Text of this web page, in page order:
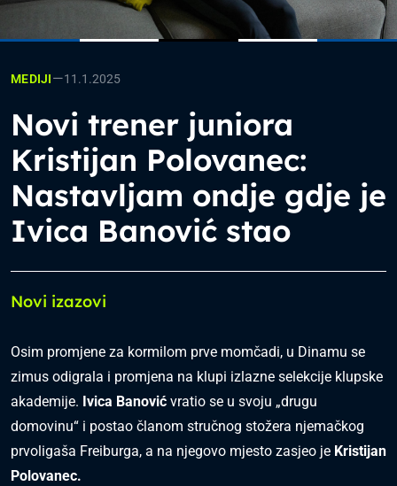
MEDIJI—11.1.2025
Novi trener juniora
Kristijan Polovanec:
Nastavljam ondje gdje je
Ivica Banović stao
Novi izazovi
Osim promjene za kormilom prve momčadi, u Dinamu se
zimus odigrala i promjena na klupi izlazne selekcije klupske
akademije. Ivica Banović vratio se u svoju „drugu
domovinu“ i postao članom stručnog stožera njemačkog
prvoligaša Freiburga, a na njegovo mjesto zasjeo je Kristijan
Polovanec.